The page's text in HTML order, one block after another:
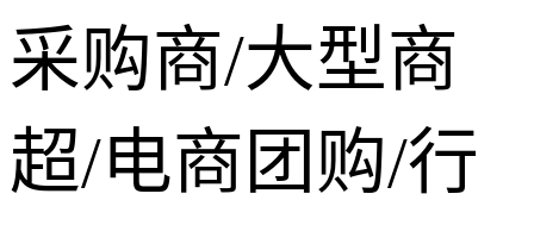
采购商/大型商
超/电商团购/行